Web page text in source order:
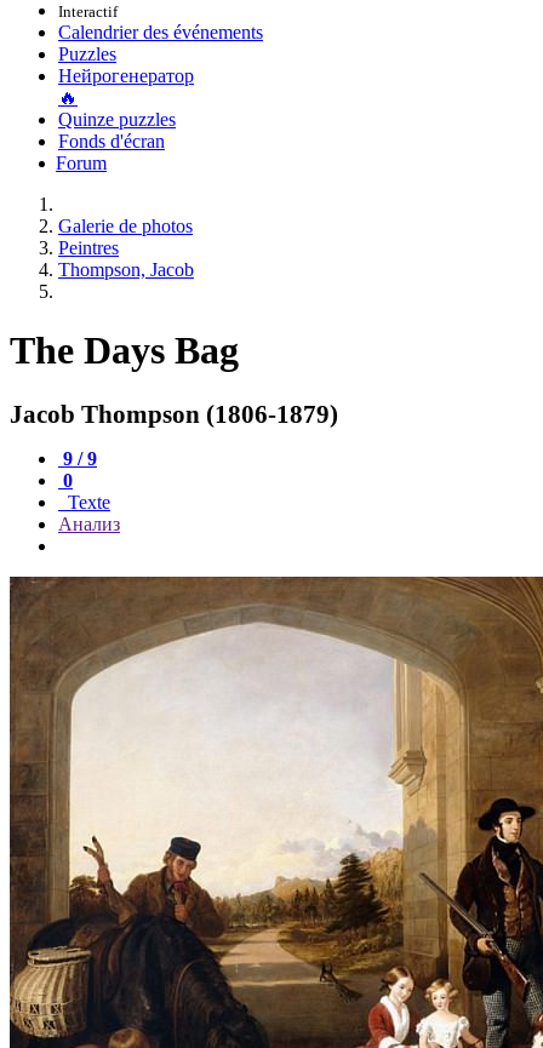
Interactif
Calendrier des événements
Puzzles
Нейрогенератор
🔥
Quinze puzzles
Fonds d'écran
Forum
Galerie de photos
Peintres
Thompson, Jacob
The Days Bag
Jacob Thompson (1806-1879)
9 / 9
0
Texte
Анализ